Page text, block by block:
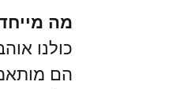
מה
כולנו
הם